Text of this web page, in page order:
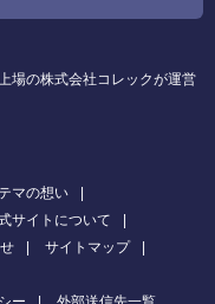
場の株式会社コレックが運営
マの想い
サイトについて
サイトマップ